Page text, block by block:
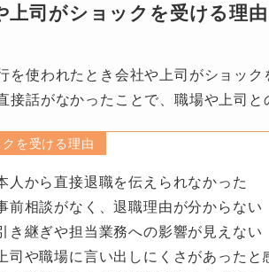
上司がショックを受ける理由
を使われたとき会社や上司がショッ
接話がなかったことで、職場や上司
を受ける理由
人から直接退職を伝えられなかった
前相談がなく、退職理由が分からない
き継ぎや担当業務への影響が見えない
司や職場に言い出しにくさがあったと